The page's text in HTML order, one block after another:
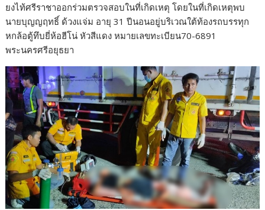
ยงไท้ศรีราชาออกร่วมตรวจสอบในที่เกิดเหตุ โดยในที่เกิดเหตุพบ
นายบุญญฤทธิ์ ด้วงแจ่ม อายุ 31 ปีนอนอยู่บริเวณใต้ท้องรถบรรทุก
หกล้อตู้ทึบยี่ห้อฮีโน่ หัวสีแดง หมายเลขทะเบียน70-6891
พระนครศรีอยุธยา